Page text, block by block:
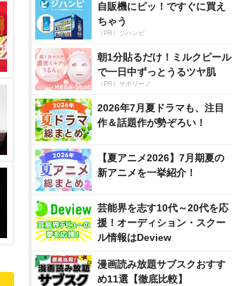
自販機にピッ！ですぐに買え
ちゃう
（PR）ジハンピ
朝1分貼るだけ！ミルクピール
で一日中ずっとうるツヤ肌
（PR）サボリーノ
2026年7月夏ドラマも、注目
作＆話題作が勢ぞろい！
【夏アニメ2026】7月期夏の
新アニメを一挙紹介！
芸能界を志す10代～20代を応
援！オーディション・スクー
ル情報はDeview
漫画読み放題サブスクおすす
め11選【徹底比較】